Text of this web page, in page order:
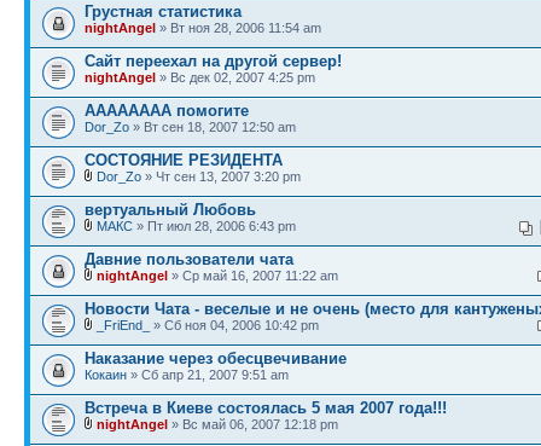
Грустная статистика
nightAngel » Вт ноя 28, 2006 11:54 am
Сайт переехал на другой сервер!
nightAngel » Вс дек 02, 2007 4:25 pm
АААААААА помогите
Dor_Zo » Вт сен 18, 2007 12:50 am
СОСТОЯНИЕ РЕЗИДЕНТА
Dor_Zo » Чт сен 13, 2007 3:20 pm
вертуальный Любовь
МАКС » Пт июл 28, 2006 6:43 pm
Давние пользователи чата
nightAngel » Ср май 16, 2007 11:22 am
Новости Чата - веселые и не очень (место для
_FriEnd_ » Сб ноя 04, 2006 10:42 pm
Наказание через обесцвечивание
Кокаин » Сб апр 21, 2007 9:51 am
Встреча в Киеве состоялась 5 мая 2007 года!!!
nightAngel » Вс май 06, 2007 12:18 pm